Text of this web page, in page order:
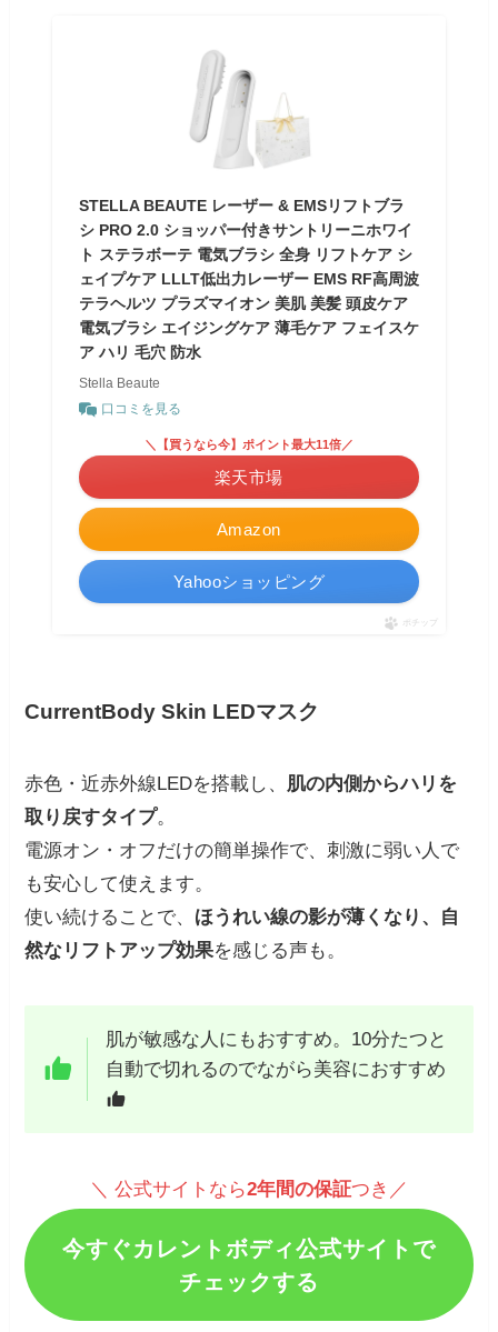
STELLA BEAUTE レーザー & EMSリフトブラ
シ PRO 2.0 ショッパー付きサントリーニホワイ
ト ステラボーテ 電気ブラシ 全身 リフトケア シ
ェイプケア LLLT低出力レーザー EMS RF高周波
テラヘルツ プラズマイオン 美肌 美髪 頭皮ケア
電気ブラシ エイジングケア 薄毛ケア フェイスケ
ア ハリ 毛穴 防水
Stella Beaute
口コミを見る
Amazon
＼【買うなら今】ポイント最大11倍／
楽天市場
Yahooショッピング
ポチップ
CurrentBody Skin LEDマスク
赤色・近赤外線LEDを搭載し、 肌の内側からハリを
取り戻すタイプ。
電源オン・オフだけの簡単操作で、刺激に弱い人で
も安心して使えます。
使い続けることで、 ほうれい線の影が薄くなり、自
然なリフトアップ効果を感じる声も。
肌が敏感な人にもおすすめ。10分たつと
自動で切れるのでながら美容におすすめ
＼ 公式サイトなら2年間の保証つき／
今すぐカレントボディ公式サイトで
チェックする